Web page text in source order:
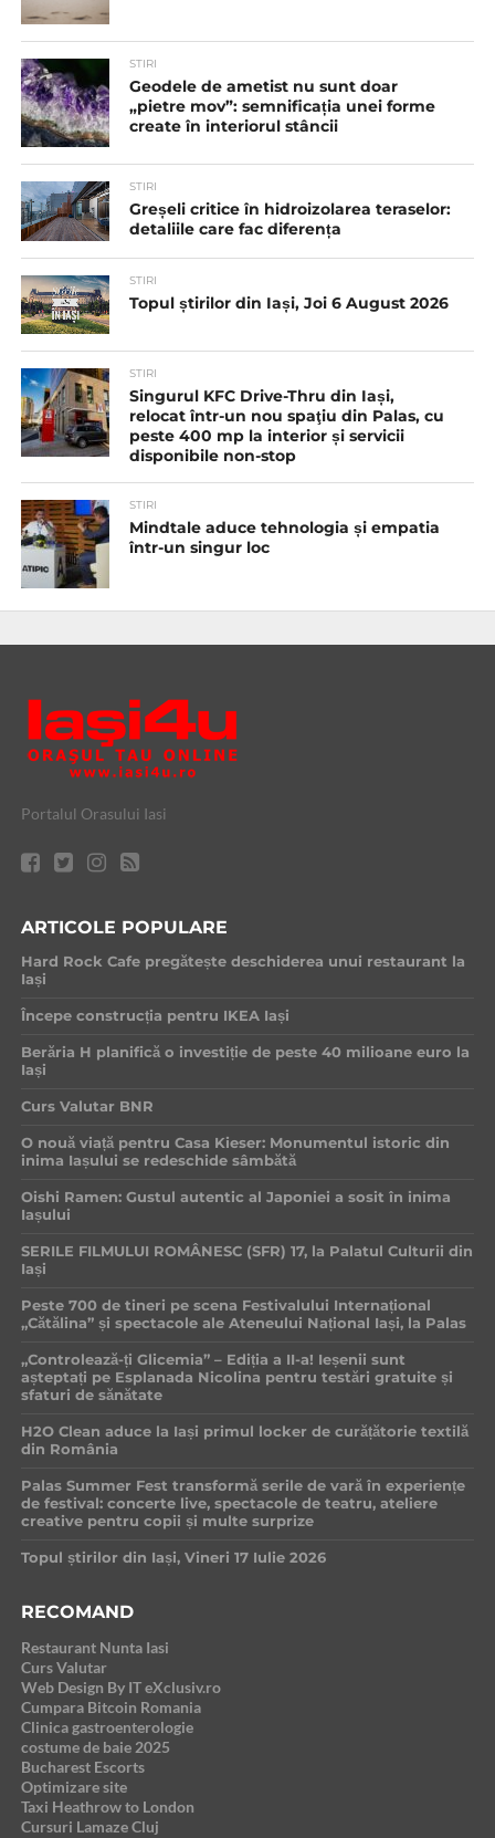
STIRI
Geodele de ametist nu sunt doar
„pietre mov”: semnificația unei forme
create în interiorul stâncii
STIRI
Greșeli critice în hidroizolarea teraselor:
detaliile care fac diferența
STIRI
Topul știrilor din Iași, Joi 6 August 2026
STIRI
Singurul KFC Drive-Thru din Iași,
relocat într-un nou spaţiu din Palas, cu
peste 400 mp la interior și servicii
disponibile non-stop
STIRI
Mindtale aduce tehnologia și empatia
într-un singur loc
Portalul Orasului Iasi
ARTICOLE POPULARE
Hard Rock Cafe pregătește deschiderea unui restaurant la
Iași
Începe construcția pentru IKEA Iași
Berăria H planifică o investiție de peste 40 milioane euro la
Iași
Curs Valutar BNR
O nouă viață pentru Casa Kieser: Monumentul istoric din
inima Iașului se redeschide sâmbătă
Oishi Ramen: Gustul autentic al Japoniei a sosit în inima
Iașului
SERILE FILMULUI ROMÂNESC (SFR) 17, la Palatul Culturii din
Iași
Peste 700 de tineri pe scena Festivalului Internațional
„Cătălina” și spectacole ale Ateneului Național Iași, la Palas
„Controlează-ți Glicemia” – Ediția a II-a! Ieșenii sunt
așteptați pe Esplanada Nicolina pentru testări gratuite și
sfaturi de sănătate
H2O Clean aduce la Iași primul locker de curățătorie textilă
din România
Palas Summer Fest transformă serile de vară în experiențe
de festival: concerte live, spectacole de teatru, ateliere
creative pentru copii și multe surprize
Topul știrilor din Iași, Vineri 17 Iulie 2026
RECOMAND
Restaurant Nunta Iasi
Curs Valutar
Web Design By IT eXclusiv.ro
Cumpara Bitcoin Romania
Clinica gastroenterologie
costume de baie 2025
Bucharest Escorts
Optimizare site
Taxi Heathrow to London
Cursuri Lamaze Cluj